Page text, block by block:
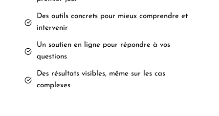
Des outils concrets pour mieux comprendre et
intervenir
Un soutien en ligne pour répondre à vos
questions
Des résultats visibles, même sur les cas
complexes